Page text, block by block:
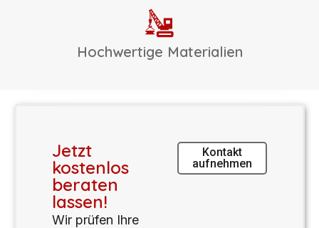
Hochwertige Materialien
Jetzt
kostenlos
beraten
lassen!
Wir prüfen Ihre
Kontakt
aufnehmen